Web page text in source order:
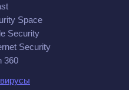
Space
Security
Security
360